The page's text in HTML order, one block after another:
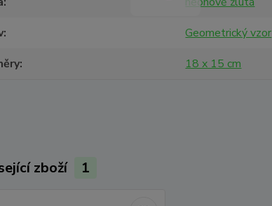
Geometrický vzor
18 x 15 cm
zboží 1